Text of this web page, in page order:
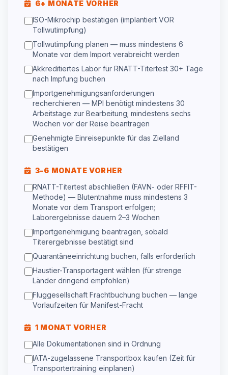
6+ MONATE VORHER
ISO-Mikrochip bestätigen (implantiert VOR
Tollwutimpfung)
Tollwutimpfung planen — muss mindestens 6
Monate vor dem Import verabreicht werden
Akkreditiertes Labor für RNATT-Titertest 30+ Tage
nach Impfung buchen
Importgenehmigungsanforderungen
recherchieren — MPI benötigt mindestens 30
Arbeitstage zur Bearbeitung; mindestens sechs
Wochen vor der Reise beantragen
Genehmigte Einreisepunkte für das Zielland
bestätigen
3–6 MONATE VORHER
RNATT-Titertest abschließen (FAVN- oder RFFIT-
Methode) — Blutentnahme muss mindestens 3
Monate vor dem Transport erfolgen;
Laborergebnisse dauern 2–3 Wochen
Importgenehmigung beantragen, sobald
Titerergebnisse bestätigt sind
Quarantäneeinrichtung buchen, falls erforderlich
Haustier-Transportagent wählen (für strenge
Länder dringend empfohlen)
Fluggesellschaft Frachtbuchung buchen — lange
Vorlaufzeiten für Manifest-Fracht
1 MONAT VORHER
Alle Dokumentationen sind in Ordnung
IATA-zugelassene Transportbox kaufen (Zeit für
Transportertraining einplanen)